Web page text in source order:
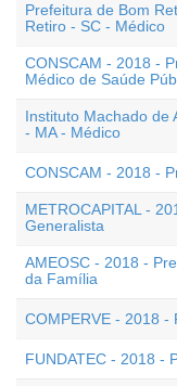
Prefeitura de Bom
Retiro - SC - Médico
CONSCAM - 2018 -
Médico de Saúde
Instituto Machado de
- MA - Médico
CONSCAM - 2018 -
METROCAPITAL -
Generalista
AMEOSC - 2018 -
da Família
COMPERVE - 2018 -
FUNDATEC - 2018 -